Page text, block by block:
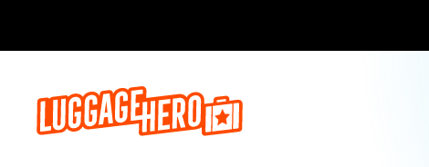
Reserve